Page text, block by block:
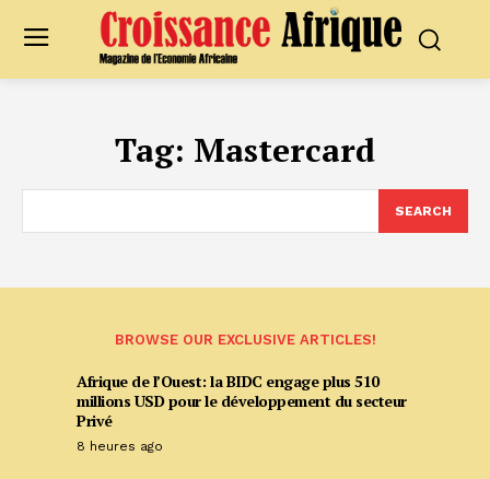
Tag: Mastercard
SEARCH
BROWSE OUR EXCLUSIVE ARTICLES!
Afrique de l’Ouest: la BIDC engage plus 510
millions USD pour le développement du secteur
Privé
8 heures ago